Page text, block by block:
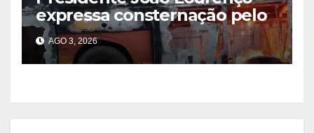
expressa consternação pelo
acidente na EN-100 no
Cuanza Sul
AGO 3, 2026